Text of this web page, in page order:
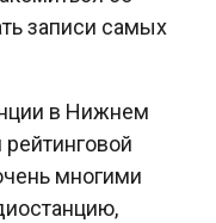
записи самых
в Нижнем
многими